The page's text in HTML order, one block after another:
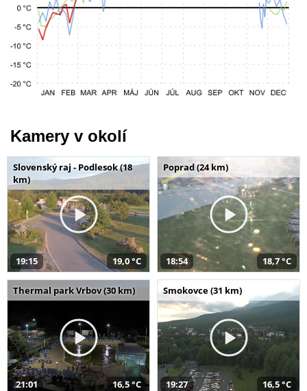
Kamery v okolí
Slovenský raj - Podlesok (18
km)
19:15 19,0 °C
Poprad (24 km)
18:54 18,7 °C
Thermal park Vrbov (30 km)
21:01 16,5 °C
Smokovce (31 km)
19:27 16,5 °C